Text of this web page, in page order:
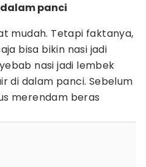
panci
mudah. Tetapi faktanya,
bisa bikin nasi jadi
nasi jadi lembek
di dalam panci. Sebelum
merendam beras